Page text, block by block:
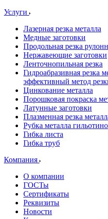
Услуги
Лазерная резка металла
Медные заготовки
Продольная резка
Нержавеющие заготовки
Ленточнопильная резка
Гидроабразивная резка
эффективный метод
Цинкование металла
Порошковая покраска
Латунные заготовки
Плазменная резка
Рубка металла
Гибка листа
Гибка труб
Компания
О компании
ГОСТы
Сертификаты
Реквизиты
Новости